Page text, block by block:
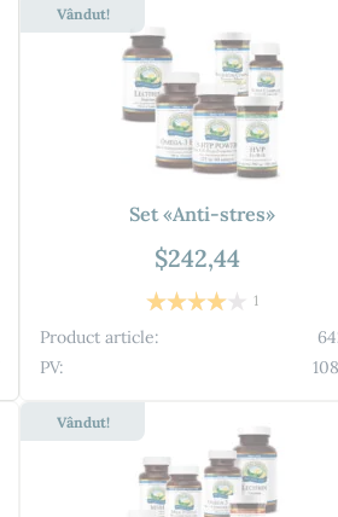
Vândut!
Set «Anti-stres»
$242,44
1
Product article:
PV:
Vândut!